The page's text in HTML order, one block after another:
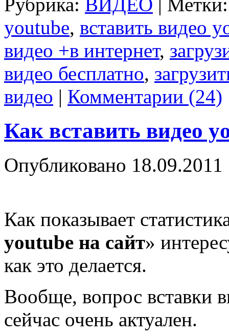
youtube, вставить видео
видео +в интернет,
видео бесплатно,
видео | Комментарии (24)
Как вставить видео
Опубликовано 18.09.2011
Как показывает
youtube на сайт»
как это делается.
Вообще, вопрос вставки
сейчас очень актуален.